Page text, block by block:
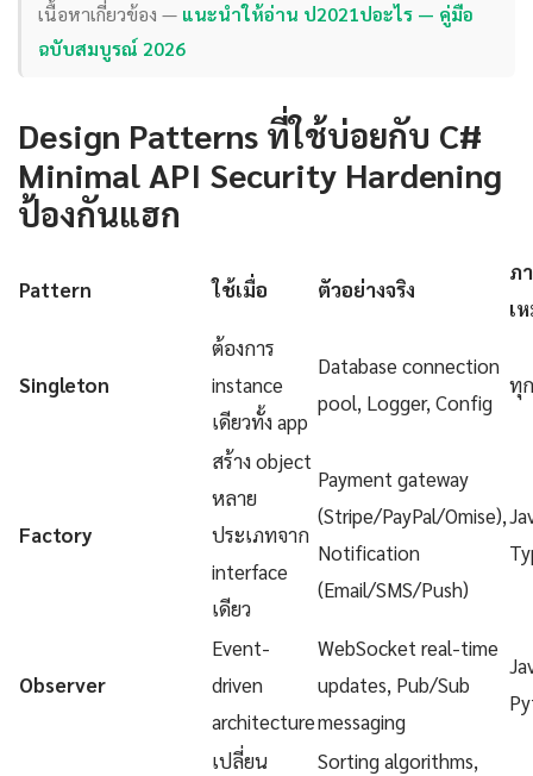
เนื้อหาเกี่ยวข้อง — แนะนำให้อ่าน ป2021ปอะไร — คู่มือ
ฉบับสมบูรณ์ 2026
Design Patterns ที่ใช้บ่อยกับ C#
Minimal API Security Hardening
ป้องกันแฮก
Pattern ใช้เมื่อ ตัวอย่างจริง
ภ
เ
Singleton
ต้องการ
instance
เดียวทั้ง app
Database connection
pool, Logger, Config
ทุ
Factory
สร้าง object
หลาย
ประเภทจาก
interface
เดียว
Payment gateway
(Stripe/PayPal/Omise),
Notification
(Email/SMS/Push)
Observer
Event-
driven
architecture
WebSocket real-time
updates, Pub/Sub
messaging
เปลี่ยน Sorting algorithms,